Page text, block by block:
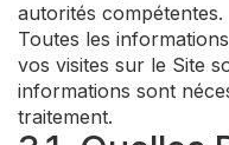
autorités compétentes.
Toutes les
vos visites sur le Site
informations sont
traitement.